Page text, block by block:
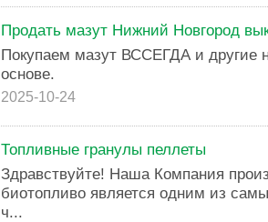
Продать мазут Нижний Новгород
Покупаем мазут ВССЕГДА и другие
основе.
2025-10-24
Топливные гранулы пеллеты
Здравствуйте! Наша Компания
биотопливо является одним из
ч...